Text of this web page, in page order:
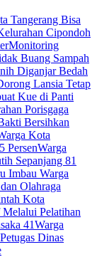
Tangerang Bisa
Cipondoh
Monitoring
Buang Sampah
Diganjar Bedah
Lansia Tetap
Kue di Panti
Porisgaga
Bersihkan
Kota
PersenWarga
Sepanjang 81
Imbau Warga
Olahraga
Kota
Pelatihan
41Warga
Dinas